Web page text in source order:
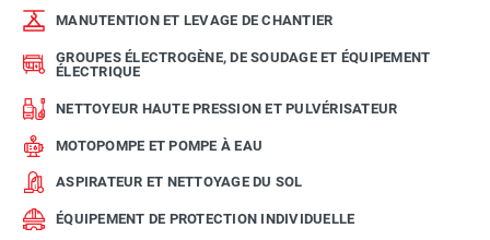
MANUTENTION ET LEVAGE DE CHANTIER
GROUPES ÉLECTROGÈNE, DE SOUDAGE ET ÉQUIPEMENT
ÉLECTRIQUE
NETTOYEUR HAUTE PRESSION ET PULVÉRISATEUR
MOTOPOMPE ET POMPE À EAU
ASPIRATEUR ET NETTOYAGE DU SOL
ÉQUIPEMENT DE PROTECTION INDIVIDUELLE